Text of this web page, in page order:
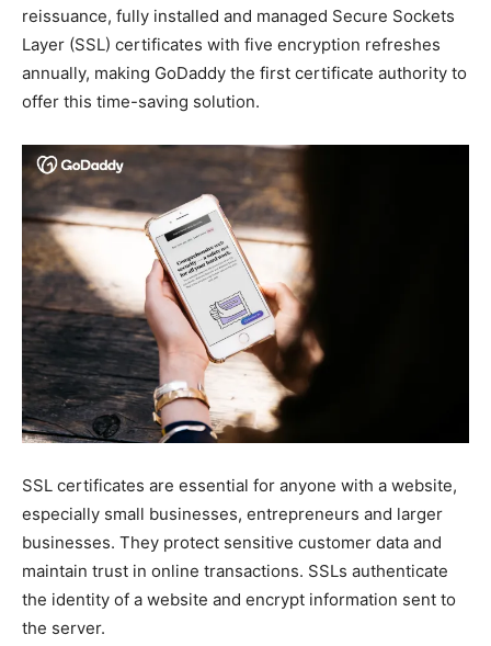
reissuance, fully installed and managed Secure Sockets
Layer (SSL) certificates with five encryption refreshes
annually, making GoDaddy the first certificate authority to
offer this time-saving solution.
SSL certificates are essential for anyone with a website,
especially small businesses, entrepreneurs and larger
businesses. They protect sensitive customer data and
maintain trust in online transactions. SSLs authenticate
the identity of a website and encrypt information sent to
the server.